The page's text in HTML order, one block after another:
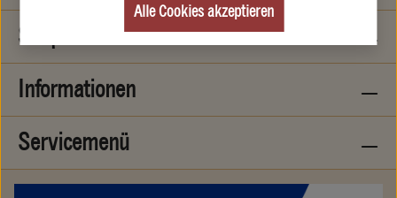
Shopservice
Informationen
Servicemenü
Alle Cookies akzeptieren